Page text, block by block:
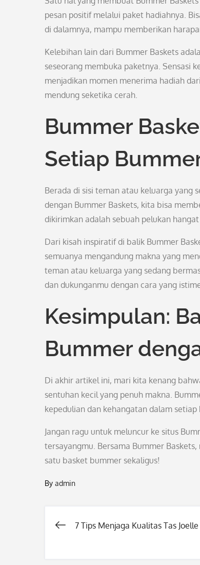
pesan positif melalui paket hadiahnya.
di dalamnya, mampu memberikan
Kelebihan lain dari Bummer Baskets
seseorang membuka paketnya. Sensasi
menjadikan momen menerima hadiah
mendung seketika cerah.
Bummer
Setiap
Berada di sisi teman atau keluarga yang
dengan Bummer Baskets, kita bisa
dikirimkan adalah sebuah pelukan
Dari kisah inspiratif di balik Bummer
semuanya mengandung makna yang
teman atau keluarga yang sedang
dan dukunganmu dengan cara yang
Kesimpulan:
Bummer
Di akhir artikel ini, mari kita kenang
sentuhan kecil yang penuh makna.
kepedulian dan kehangatan dalam
Jangan ragu untuk meluncur ke situs
tersayangmu. Bersama Bummer
satu basket bummer sekaligus!
By admin
Post
7 Tips Menjaga Kualitas Tas